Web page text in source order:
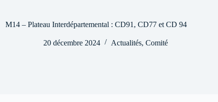
M14 – Plateau Interdépartemental : CD91, CD77 et CD 94
20 décembre 2024 Actualités,Comité